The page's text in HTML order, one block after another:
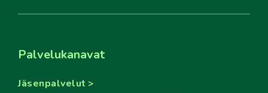
Palvelukanavat
Jäsenpalvelut